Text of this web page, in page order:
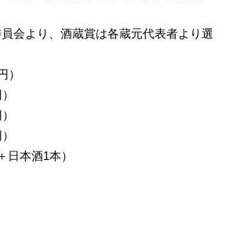
会より、酒蔵賞は各蔵元代表者より選
本酒1本）